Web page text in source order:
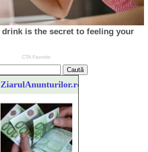
ZiarulAnunturilor.ro
Ofera def între special